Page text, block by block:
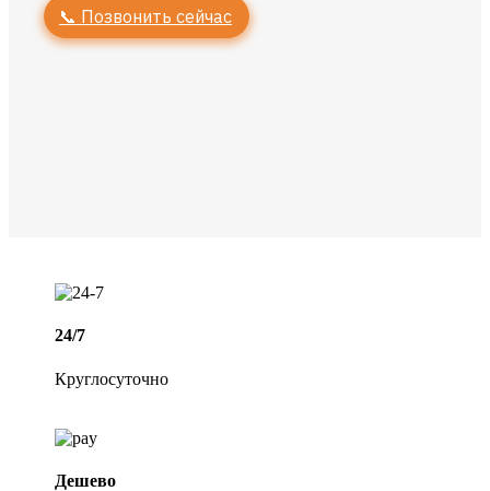
📞 Позвонить сейчас
24/7
Круглосуточно
Дешево